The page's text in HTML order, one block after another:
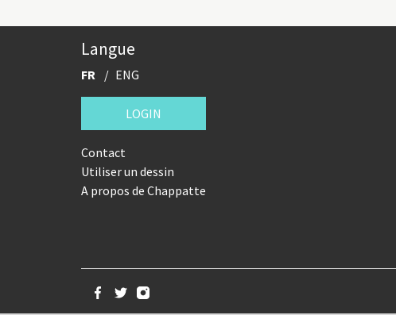
Langue
FR ENG
LOGIN
Contact
Utiliser un dessin
A propos de Chappatte